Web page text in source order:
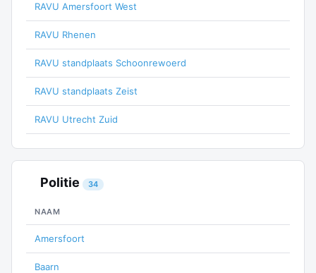
RAVU Amersfoort West
RAVU Rhenen
RAVU standplaats Schoonrewoerd
RAVU standplaats Zeist
RAVU Utrecht Zuid
Politie 34
NAAM
Amersfoort
Baarn